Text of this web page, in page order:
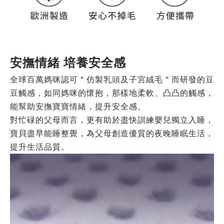
安撫情緒 培養安全感
全球百萬媽咪認可＂仿製乳頭及子宮絨毛＂而研發的豆
豆觸感，如同媽咪的懷抱，那樣地柔軟、凸凸的觸感，
能幫助安撫寶寶情緒，提升安全感。
對忙碌的父母而言，更有助於盡快訓練嬰兒獨立入睡，
寶貝盡早能睡整覺，為父母創造優質的夜晚睡眠生活，
提升生活品質。